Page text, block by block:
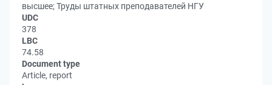
высшее; Труды штатных преподавателей НГУ
UDC
378
LBC
74.58
Document type
Article, report